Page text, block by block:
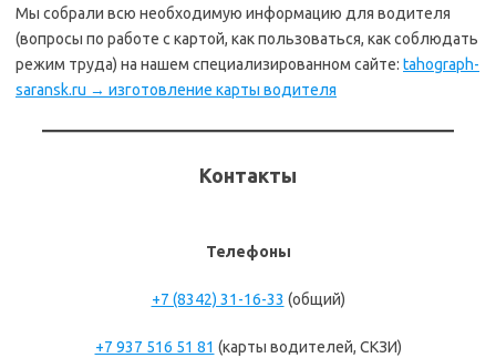
Мы собрали всю необходимую информацию для водителя
(вопросы по работе с картой, как пользоваться, как соблюдать
режим труда) на нашем специализированном сайте: tahograph-
saransk.ru → изготовление карты водителя
Контакты
Телефоны
+7 (8342) 31-16-33 (общий)
+7 937 516 51 81 (карты водителей, СКЗИ)